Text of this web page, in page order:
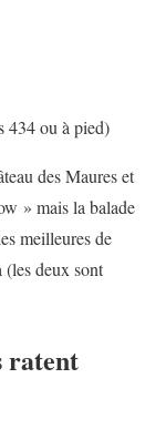
434 ou à pied)
des Maures et
» mais la balade
meilleures de
(les deux sont
ratent